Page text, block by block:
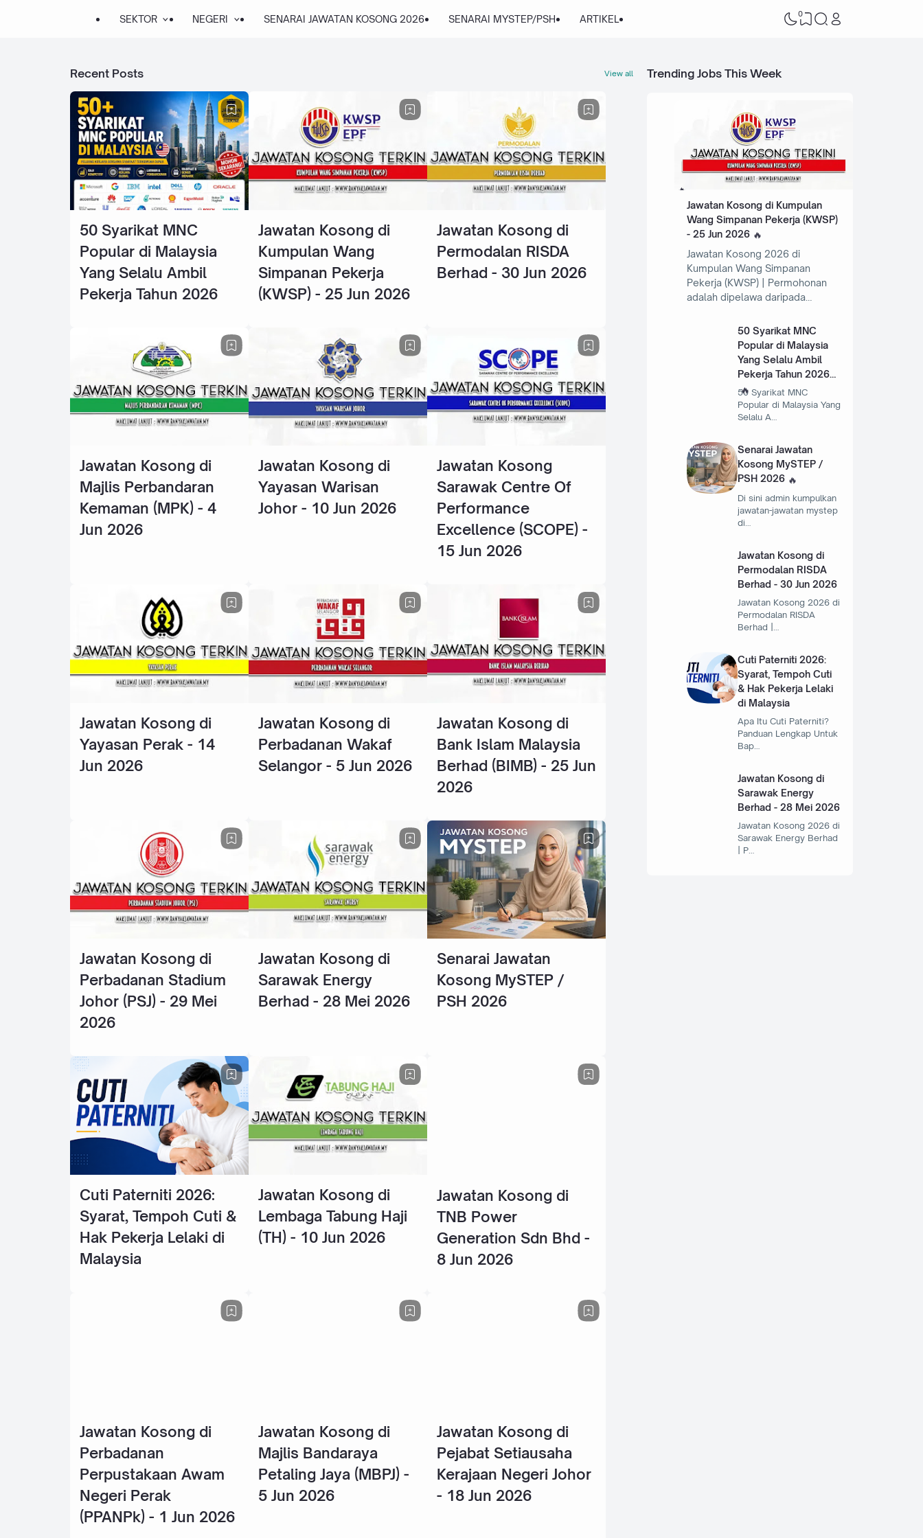
SEKTOR NEGERI SENARAI JAWATAN KOSONG 2026 SENARAI MYSTEP/PSH ARTIKEL 0
Recent Posts View all
50 Syarikat MNC
Popular di Malaysia
Yang Selalu Ambil
Pekerja Tahun 2026
Jawatan Kosong di
Kumpulan Wang
Simpanan Pekerja
(KWSP) - 25 Jun 2026
Jawatan Kosong di
Permodalan RISDA
Berhad - 30 Jun 2026
Jawatan Kosong di
Majlis Perbandaran
Kemaman (MPK) - 4
Jun 2026
Jawatan Kosong di
Yayasan Warisan
Johor - 10 Jun 2026
Jawatan Kosong
Sarawak Centre Of
Performance
Excellence (SCOPE) -
15 Jun 2026
Jawatan Kosong di
Yayasan Perak - 14
Jun 2026
Jawatan Kosong di
Perbadanan Wakaf
Selangor - 5 Jun 2026
Jawatan Kosong di
Bank Islam Malaysia
Berhad (BIMB) - 25 Jun
2026
Jawatan Kosong di
Perbadanan Stadium
Johor (PSJ) - 29 Mei
2026
Jawatan Kosong di
Sarawak Energy
Berhad - 28 Mei 2026
Senarai Jawatan
Kosong MySTEP /
PSH 2026
Cuti Paterniti 2026:
Syarat, Tempoh Cuti &
Hak Pekerja Lelaki di
Malaysia
Jawatan Kosong di
Lembaga Tabung Haji
(TH) - 10 Jun 2026
Jawatan Kosong di
TNB Power
Generation Sdn Bhd -
8 Jun 2026
Jawatan Kosong di
Perbadanan
Perpustakaan Awam
Negeri Perak
(PPANPk) - 1 Jun 2026
Jawatan Kosong di
Majlis Bandaraya
Petaling Jaya (MBPJ) -
5 Jun 2026
Jawatan Kosong di
Pejabat Setiausaha
Kerajaan Negeri Johor
- 18 Jun 2026
Trending Jobs This Week
Jawatan Kosong di Kumpulan
Wang Simpanan Pekerja (KWSP)
- 25 Jun 2026
Jawatan Kosong 2026 di
Kumpulan Wang Simpanan
Pekerja (KWSP) | Permohonan
adalah dipelawa daripada…
50 Syarikat MNC
Popular di Malaysia
Yang Selalu Ambil
Pekerja Tahun 2026
50 Syarikat MNC
Popular di Malaysia Yang
Selalu A…
Senarai Jawatan
Kosong MySTEP /
PSH 2026
Di sini admin kumpulkan
jawatan-jawatan mystep
di…
Jawatan Kosong di
Permodalan RISDA
Berhad - 30 Jun 2026
Jawatan Kosong 2026 di
Permodalan RISDA
Cuti Paterniti 2026:
Syarat, Tempoh Cuti
& Hak Pekerja Lelaki
di Malaysia
Apa Itu Cuti Paterniti?
Panduan Lengkap Untuk
Bap…
Jawatan Kosong di
Sarawak Energy
Berhad - 28 Mei 2026
Jawatan Kosong 2026 di
Sarawak Energy Berhad
| P…